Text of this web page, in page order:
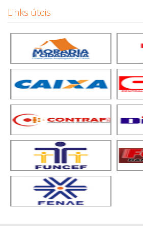
Links úteis